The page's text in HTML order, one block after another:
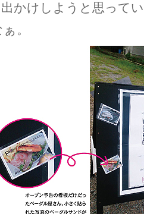
かけしようと思って
。